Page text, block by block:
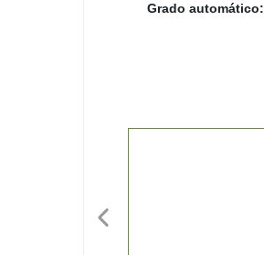
Grado automático: